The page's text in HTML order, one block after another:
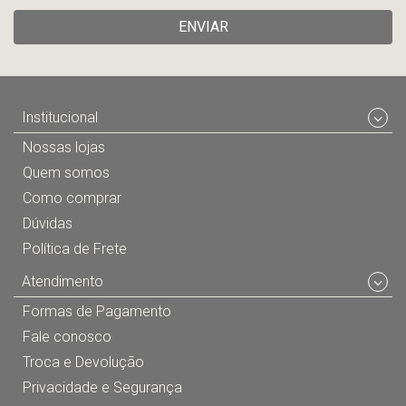
ENVIAR
Institucional
Nossas lojas
Quem somos
Como comprar
Dúvidas
Política de Frete
Atendimento
Formas de Pagamento
Fale conosco
Troca e Devolução
Privacidade e Segurança